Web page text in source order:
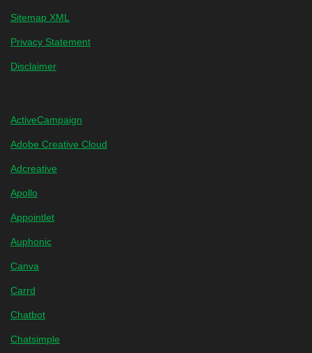
Sitemap XML
Privacy Statement
Disclaimer
ActiveCampaign
Adobe Creative Cloud
Adcreative
Apollo
Appointlet
Auphonic
Canva
Carrd
Chatbot
Chatsimple